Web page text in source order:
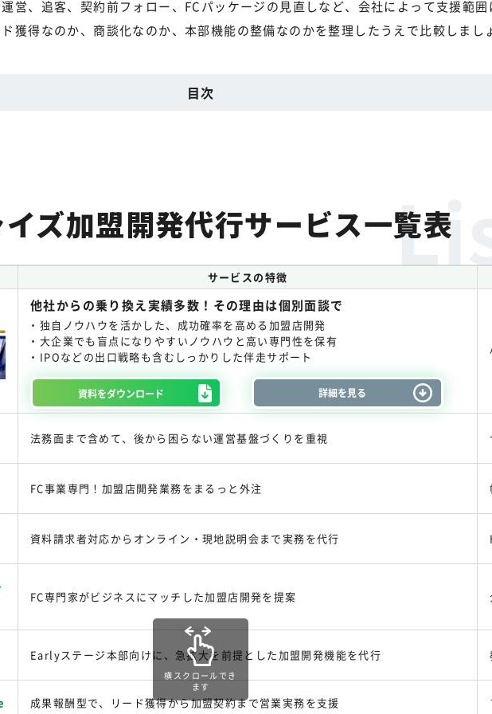
営、追客、契約前フォロー、FCパッケージの見直しなど、会社によって支援範
獲得なのか、商談化なのか、本部機能の整備なのかを整理したうえで比較しまし
目次
ズ加盟開発代行サービス一覧表
サービスの特徴
他社からの乗り換え実績多数！その理由は個別面談で
独自ノウハウを活かした、成功確率を高める加盟店開発
大企業でも盲点になりやすいノウハウと高い専門性を保有
IPOなどの出口戦略も含むしっかりした伴走サポート
資料をダウンロード 詳細を見る
法務面まで含めて、後から困らない運営基盤づくりを重視
FC事業専門！加盟店開発業務をまるっと外注
資料請求者対応からオンライン・現地説明会まで実務を代行
FC専門家がビジネスにマッチした加盟店開発を提案
Earlyステージ本部向けに、急拡大を前提とした加盟開発機能を代行
成果報酬型で、リード獲得から加盟契約まで営業実務を支援
横スクロールでき
ます